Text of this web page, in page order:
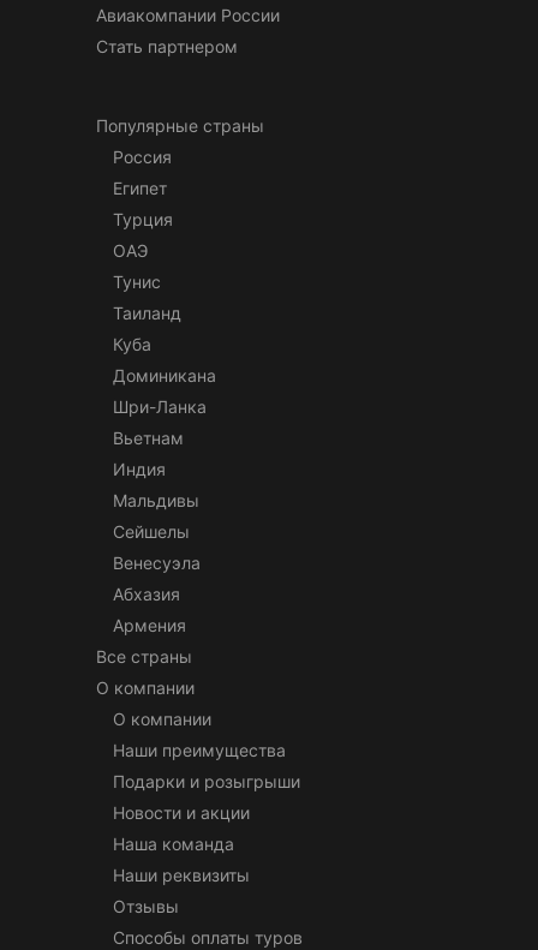
Авиакомпании России
Стать партнером
Популярные страны
Россия
Египет
Турция
ОАЭ
Тунис
Таиланд
Куба
Доминикана
Шри-Ланка
Вьетнам
Индия
Мальдивы
Сейшелы
Венесуэла
Абхазия
Армения
Все страны
О компании
О компании
Наши преимущества
Подарки и розыгрыши
Новости и акции
Наша команда
Наши реквизиты
Отзывы
Способы оплаты туров